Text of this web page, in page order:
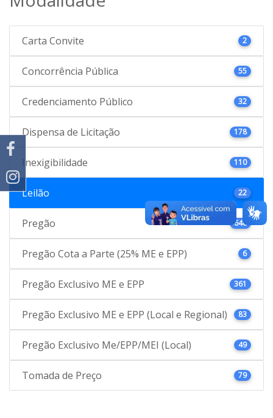
Carta Convite 2
Concorrência Pública 55
Credenciamento Público 32
Dispensa de Licitação 178
Inexigibilidade 110
Leilão 22
Pregão 646
Pregão Cota a Parte (25% ME e EPP) 6
Pregão Exclusivo ME e EPP 361
Pregão Exclusivo ME e EPP (Local e Regional) 83
Pregão Exclusivo Me/EPP/MEI (Local) 49
Tomada de Preço 79